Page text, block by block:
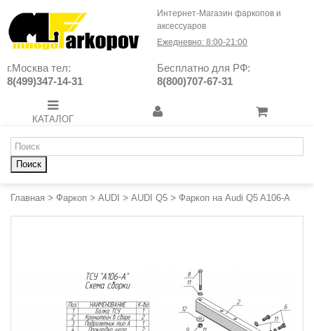
Интернет-Магазин фаркопов и
аксессуаров
Ежедневно: 8:00-21:00
г.Москва тел:
8(499)347-14-31
Бесплатно для РФ:
8(800)707-67-31
КАТАЛОГ
Поиск
Главная > Фаркоп > AUDI > AUDI Q5 > Фаркоп на Audi Q5 A106-A